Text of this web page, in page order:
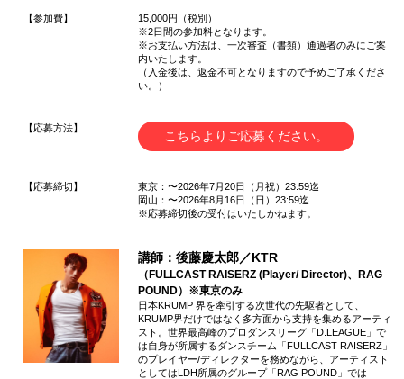
【参加費】
15,000円（税別）
※2日間の参加料となります。
※お支払い方法は、一次審査（書類）通過者のみにご案
内いたします。
（入金後は、返金不可となりますので予めご了承くださ
い。）
【応募方法】
こちらよりご応募ください。
【応募締切】
東京：〜2026年7月20日（月祝）23:59迄
岡山：〜2026年8月16日（日）23:59迄
※応募締切後の受付はいたしかねます。
講師：後藤慶太郎／KTR
（FULLCAST RAISERZ (Player/ Director)、RAG
POUND）※東京のみ
⽇本KRUMP 界を牽引する次世代の先駆者として、
KRUMP界だけではなく多⽅⾯から⽀持を集めるアーティ
スト。世界最⾼峰のプロダンスリーグ「D.LEAGUE」で
は⾃⾝が所属するダンスチーム「FULLCAST RAISERZ」
のプレイヤー/ディレクターを務めながら、アーティスト
としてはLDH所属のグループ「RAG POUND」では